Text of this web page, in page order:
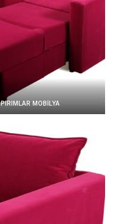
PIRIMLAR MOBİLYA